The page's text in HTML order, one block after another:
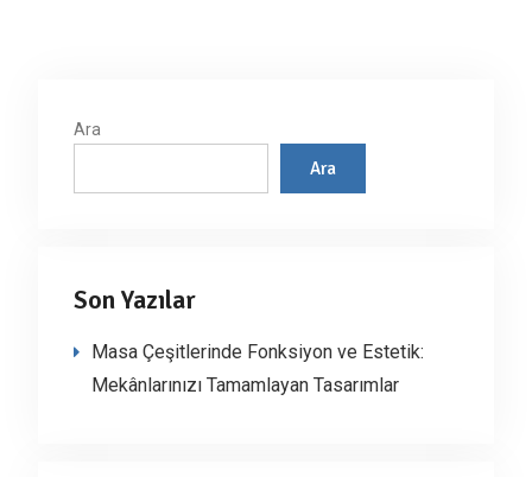
Ara
Ara
Son Yazılar
Masa Çeşitlerinde Fonksiyon ve Estetik:
Mekânlarınızı Tamamlayan Tasarımlar